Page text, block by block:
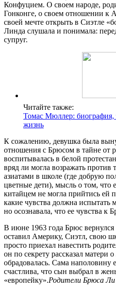
Конфуцием. О своем народе,
Гонконге, о своем отношении к
своей мечте открыть в Сиэтле
Линда слушала и понимала:
супруг.
Читайте также:
Томас Мюллер: биография,
жизнь
К сожалению, девушка была
отношения с Брюсом в тайне от
воспитывалась в белой
вряд ли могла возражать
азиатами в школе (где добрую
цветные дети), мысль о том, что
китайцем не могла прийтись ей
какие чувства должна испытать
но осознавала, что ее чувства к
В июне 1963 года Брюс вернулся
оставил Америку, Сиэтл, свою
просто приехал навестить
он по секрету рассказал матери
обрадовалась. Сама наполовину
счастлива, что сын выбрал в
«европейку».Родители Брюса Ли